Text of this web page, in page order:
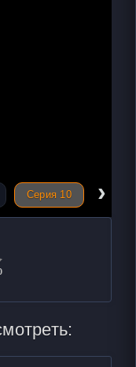
Серия 10 ›